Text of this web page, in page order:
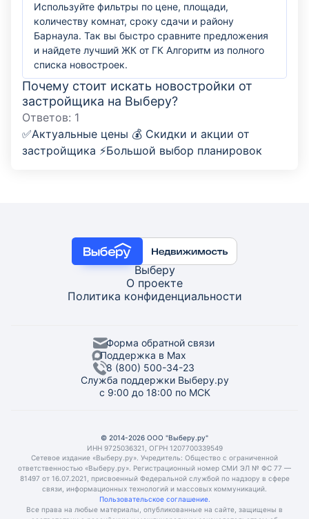
Используйте фильтры по цене, площади,
количеству комнат, сроку сдачи и району
Барнаула. Так вы быстро сравните предложения
и найдете лучший ЖК от ГК Алгоритм из полного
списка новостроек.
Почему стоит искать новостройки от
застройщика на Выберу?
Ответов: 1
✅Актуальные цены 💰 Скидки и акции от
застройщика ⚡Большой выбор планировок
Выберу
О проекте
Политика конфиденциальности
Форма обратной связи
Поддержка в Max
8 (800) 500-34-23
Служба поддержки Выберу.ру
с 9:00 до 18:00 по МСК
© 2014-2026 ООО "Выберу.ру"
ИНН 9725036321, ОГРН 1207700339549
Сетевое издание «Выберу.ру». Учредитель: Общество с ограниченной
ответственностью «Выберу.ру». Регистрационный номер СМИ ЭЛ № ФС 77 —
81497 от 16.07.2021, присвоенный Федеральной службой по надзору в сфере
связи, информационных технологий и массовых коммуникаций.
Пользовательское соглашение.
Все права на любые материалы, опубликованные на сайте, защищены в